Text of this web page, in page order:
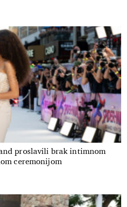
proslavili brak intimnom
ceremonijom